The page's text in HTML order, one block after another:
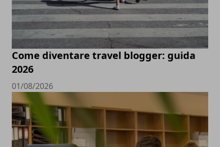
Come diventare travel blogger: guida
2026
01/08/2026